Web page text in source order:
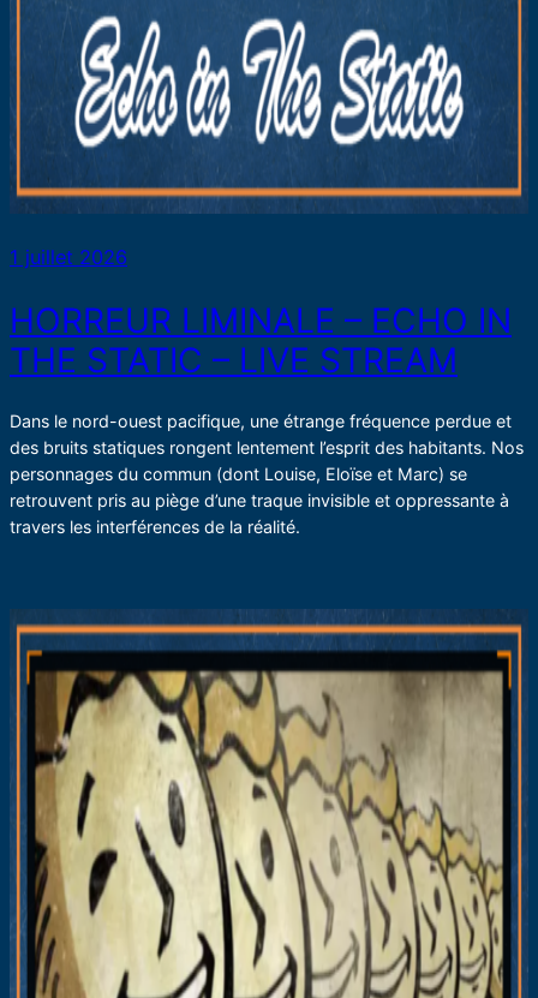
1 juillet 2026
HORREUR LIMINALE – ECHO IN
THE STATIC – LIVE STREAM
Dans le nord-ouest pacifique, une étrange fréquence perdue et
des bruits statiques rongent lentement l’esprit des habitants. Nos
personnages du commun (dont Louise, Eloïse et Marc) se
retrouvent pris au piège d’une traque invisible et oppressante à
travers les interférences de la réalité.